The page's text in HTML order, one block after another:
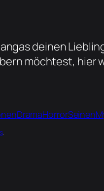
deinen
möchtest, hier
DramaHorrorSeinen
.